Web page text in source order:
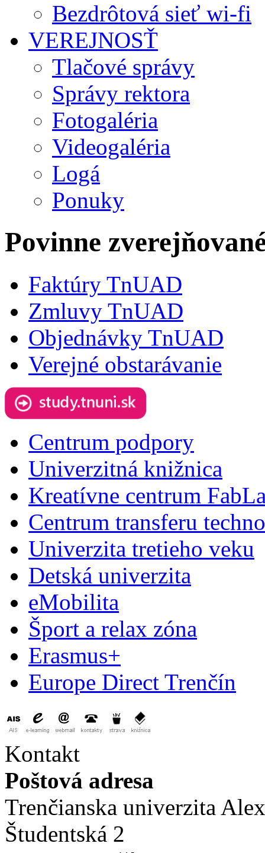
Bezdrôtová sieť wi-fi
VEREJNOSŤ
Tlačové správy
Správy rektora
Fotogaléria
Videogaléria
Logá
Ponuky
Povinne
Faktúry TnUAD
Zmluvy TnUAD
Objednávky TnUAD
Verejné obstarávanie
Centrum podpory
Univerzitná knižnica
Kreatívne centrum
Centrum transferu
Univerzita tretieho veku
Detská univerzita
eMobilita
Šport a relax zóna
Erasmus+
Europe Direct Trenčín
Kontakt
Poštová adresa
Trenčianska univerzita
Študentská 2